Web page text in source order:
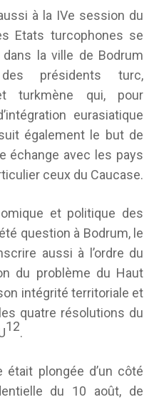
à la IVe session du
Etats turcophones se
la ville de Bodrum
présidents turc,
turkmène qui, pour
eurasiatique
également le but de
échange avec les pays
ceux du Caucase.
et politique des
question à Bodrum, le
aussi à l’ordre du
du problème du Haut
intégrité territoriale et
quatre résolutions du
12.
plongée d’un côté
du 10 août, de